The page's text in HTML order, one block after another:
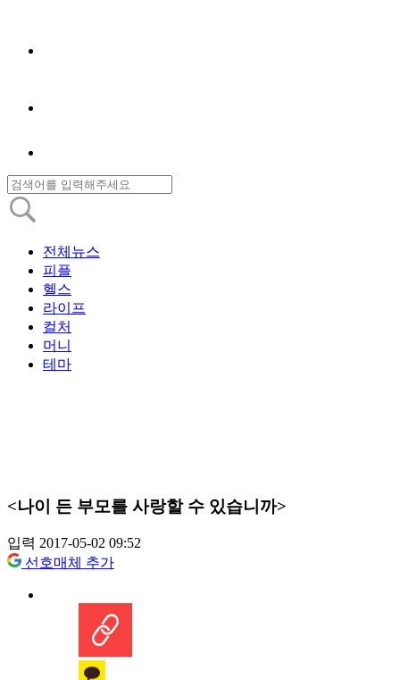
전체뉴스
피플
헬스
라이프
컬처
머니
테마
<나이 든 부모를 사랑할 수 있습니까>
입력 2017-05-02 09:52
선호매체 추가